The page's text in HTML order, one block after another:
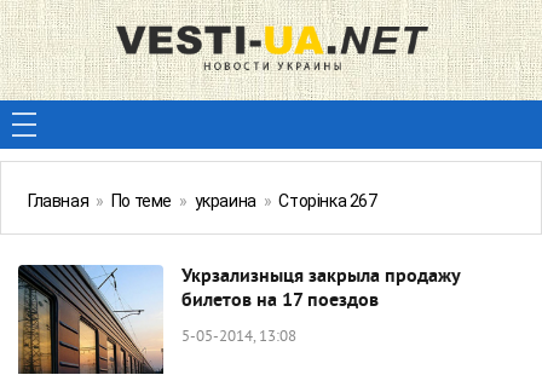
Главная » По теме » украина » Сторінка 267
Укрзализныця закрыла продажу
билетов на 17 поездов
5-05-2014, 13:08